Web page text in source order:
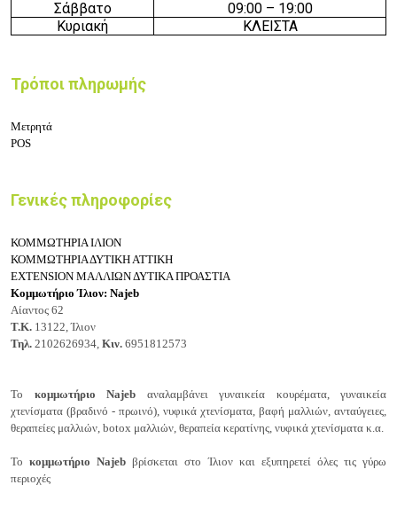
Σάββατο
09:00 – 19:00
Κυριακή
ΚΛΕΙΣΤΑ
Τρόποι πληρωμής
Μετρητά
POS
Γενικές πληροφορίες
ΚΟΜΜΩΤΗΡΙΑ ΙΛΙΟΝ
ΚΟΜΜΩΤΗΡΙΑ ΔΥΤΙΚΗ ΑΤΤΙΚΗ
EXTENSION ΜΑΛΛΙΩΝ ΔΥΤΙΚΑ ΠΡΟΑΣΤΙΑ
Κομμωτήριο Ίλιον: Najeb
Αίαντος 62
Τ.Κ. 13122, Ίλιον
Τηλ. 2102626934, Κιν. 6951812573
Το κομμωτήριο Najeb αναλαμβάνει γυναικεία κουρέματα, γυναικεία
χτενίσματα (βραδινό - πρωινό), νυφικά χτενίσματα, βαφή μαλλιών, ανταύγειες,
θεραπείες μαλλιών, botox μαλλιών, θεραπεία κερατίνης, νυφικά χτενίσματα κ.α.
Τοκομμωτήριο Najebβρίσκεται στο Ίλιον και εξυπηρετεί όλες τις γύρω
περιοχές